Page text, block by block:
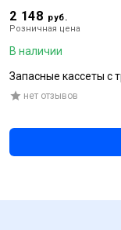
2 148 руб.
Розничная цена
В наличии
Запасные кассеты с
нет отзывов